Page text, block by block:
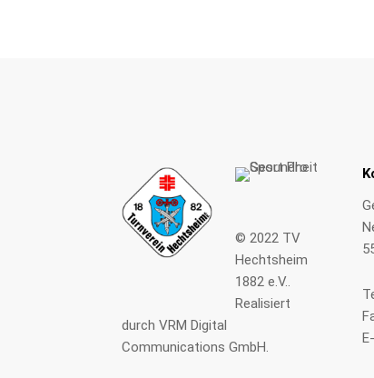
© 2022 TV
Hechtsheim
1882 e.V..
Realisiert
durchVRM Digital
Communications GmbH.